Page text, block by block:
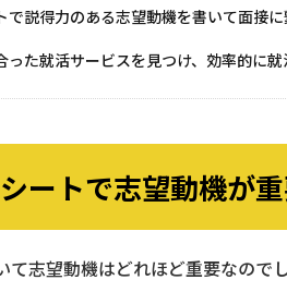
で説得力のある志望動機を書いて面接に
った就活サービスを見つけ、効率的に就
ートで志望動機が
て志望動機はどれほど重要なので